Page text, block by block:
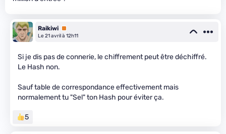
Raikiwi Premium
Le 21 avril à 12h11
Si je dis pas de connerie, le chiffrement peut être déchiffré.
Le Hash non.
Sauf table de correspondance effectivement mais
normalement tu "Sel" ton Hash pour éviter ça.
5